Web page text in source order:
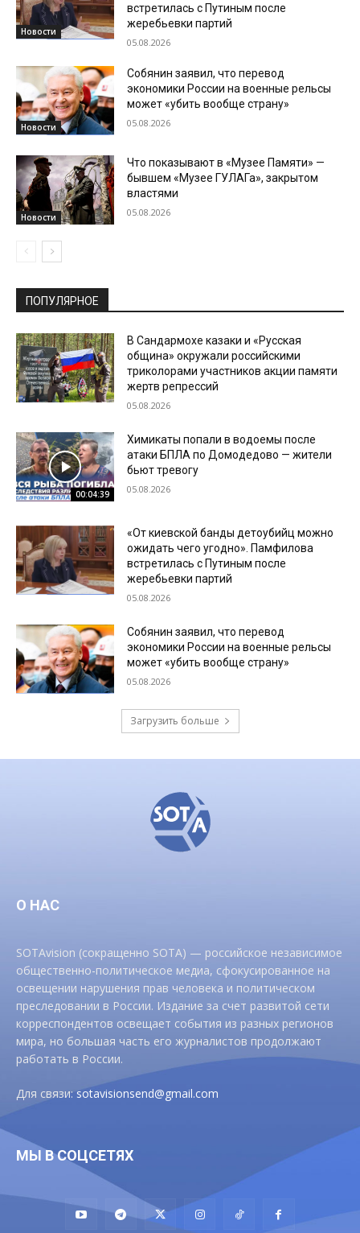
Новости
встретилась с Путиным после
жеребьевки партий
05.08.2026
Новости
Собянин заявил, что перевод
экономики России на военные рельсы
может «убить вообще страну»
05.08.2026
Новости
Что показывают в «Музее Памяти» —
бывшем «Музее ГУЛАГа», закрытом
властями
05.08.2026
ПОПУЛЯРНОЕ
В Сандармохе казаки и «Русская
община» окружали российскими
триколорами участников акции памяти
жертв репрессий
05.08.2026
00:04:39
Химикаты попали в водоемы после
атаки БПЛА по Домодедово — жители
бьют тревогу
05.08.2026
«От киевской банды детоубийц можно
ожидать чего угодно». Памфилова
встретилась с Путиным после
жеребьевки партий
05.08.2026
Собянин заявил, что перевод
экономики России на военные рельсы
может «убить вообще страну»
05.08.2026
Загрузить больше
О НАС
SOTAvision (сокращенно SOTA) — российское независимое
общественно-политическое медиа, сфокусированное на
освещении нарушения прав человека и политическом
преследовании в России. Издание за счет развитой сети
корреспондентов освещает события из разных регионов
мира, но большая часть его журналистов продолжают
работать в России.
Для связи:sotavisionsend@gmail.com
МЫ В СОЦСЕТЯХ